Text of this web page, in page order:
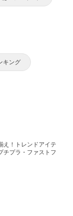
キング
え！トレンドアイテ
チプラ・ファストフ